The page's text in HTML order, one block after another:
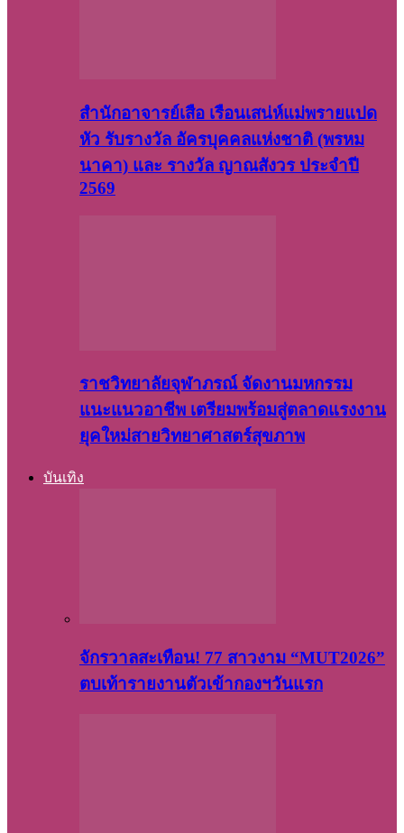
สำนักอาจารย์เสือ เรือนเสน่ห์แม่พรายแปด
หัว รับรางวัล อัครบุคคลแห่งชาติ (พรหม
นาคา) และ รางวัล ญาณสังวร ประจำปี
2569
ราชวิทยาลัยจุฬาภรณ์ จัดงานมหกรรม
แนะแนวอาชีพ เตรียมพร้อมสู่ตลาดแรงงาน
ยุคใหม่สายวิทยาศาสตร์สุขภาพ
บันเทิง
จักรวาลสะเทือน! 77 สาวงาม “MUT2026”
ตบเท้ารายงานตัวเข้ากองฯวันแรก